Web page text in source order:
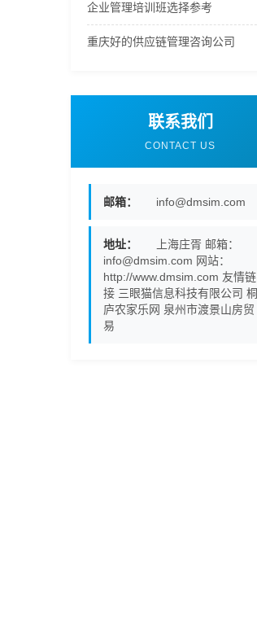
企业管理培训班选择参考
重庆好的供应链管理咨询公司
联系我们
CONTACT US
邮箱： info@dmsim.com
地址：
上海庄胥 邮箱：
info@dmsim.com 网站：
http://www.dmsim.com 友情链
接 三眼猫信息科技有限公司 桐
庐农家乐网 泉州市渡景山房贸
易